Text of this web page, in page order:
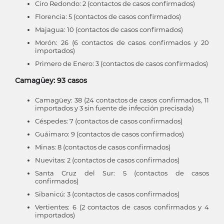
Ciro Redondo: 2 (contactos de casos confirmados)
Florencia: 5 (contactos de casos confirmados)
Majagua: 10 (contactos de casos confirmados)
Morón: 26 (6 contactos de casos confirmados y 20
importados)
Primero de Enero: 3 (contactos de casos confirmados)
Camagüey: 93 casos
Camagüey: 38 (24 contactos de casos confirmados, 11
importados y 3 sin fuente de infección precisada)
Céspedes: 7 (contactos de casos confirmados)
Guáimaro: 9 (contactos de casos confirmados)
Minas: 8 (contactos de casos confirmados)
Nuevitas: 2 (contactos de casos confirmados)
Santa Cruz del Sur: 5 (contactos de casos
confirmados)
Sibanicú: 3 (contactos de casos confirmados)
Vertientes: 6 (2 contactos de casos confirmados y 4
importados)